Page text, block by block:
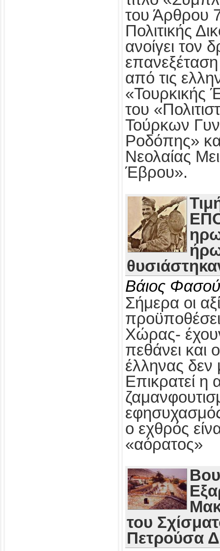
του Άρθρου
Πολιτικής
ανοίγει τον
από τις
«Τουρκικής
του
Τούρκων
Ροδόπης»
Νεολαίας
Έβρου».
Βάιος
Σήμερα οι
Χώρας-
πεθάνει και
έλληνας δεν
Επικρατεί η
ο εχθρός
«αόρατος»
του
Πετρούσα